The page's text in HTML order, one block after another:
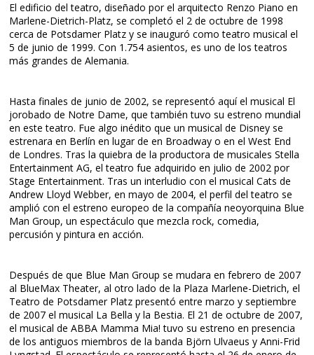
El edificio del teatro, diseñado por el arquitecto Renzo Piano en
Marlene-Dietrich-Platz, se completó el 2 de octubre de 1998
cerca de Potsdamer Platz y se inauguró como teatro musical el
5 de junio de 1999. Con 1.754 asientos, es uno de los teatros
más grandes de Alemania.
Hasta finales de junio de 2002, se representó aquí el musical El
jorobado de Notre Dame, que también tuvo su estreno mundial
en este teatro. Fue algo inédito que un musical de Disney se
estrenara en Berlín en lugar de en Broadway o en el West End
de Londres. Tras la quiebra de la productora de musicales Stella
Entertainment AG, el teatro fue adquirido en julio de 2002 por
Stage Entertainment. Tras un interludio con el musical Cats de
Andrew Lloyd Webber, en mayo de 2004, el perfil del teatro se
amplió con el estreno europeo de la compañía neoyorquina Blue
Man Group, un espectáculo que mezcla rock, comedia,
percusión y pintura en acción.
Después de que Blue Man Group se mudara en febrero de 2007
al BlueMax Theater, al otro lado de la Plaza Marlene-Dietrich, el
Teatro de Potsdamer Platz presentó entre marzo y septiembre
de 2007 el musical La Bella y la Bestia. El 21 de octubre de 2007,
el musical de ABBA Mamma Mia! tuvo su estreno en presencia
de los antiguos miembros de la banda Björn Ulvaeus y Anni-Frid